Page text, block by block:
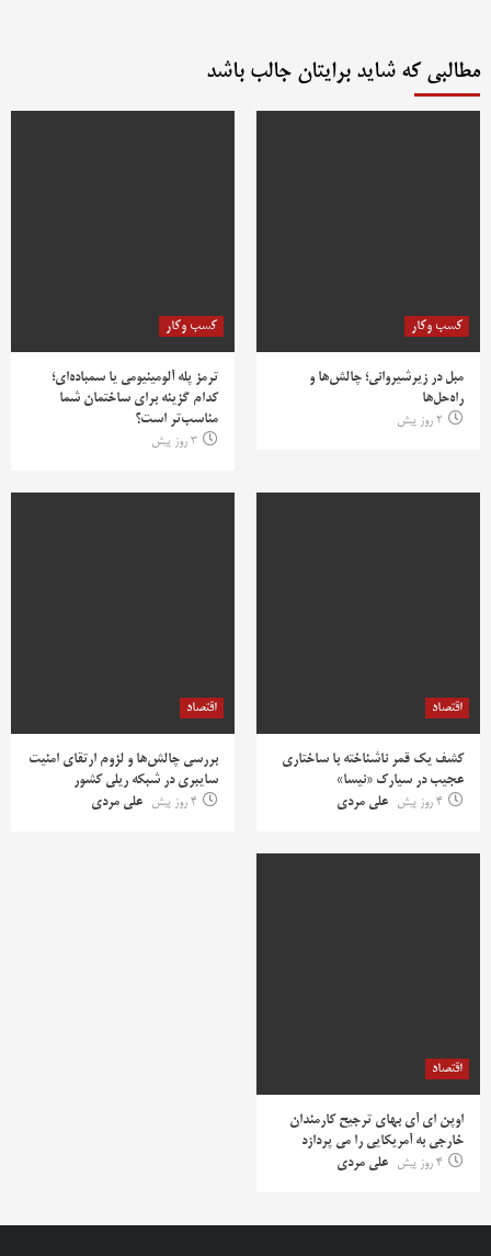
مطالبی که شاید برایتان جالب باشد
کسب وکار
مبل در زیرشیروانی؛ چالش‌ها و
راه‌حل‌ها
2 روز پیش
کسب وکار
ترمز پله آلومینیومی یا سمباده‌ای؛
کدام گزینه برای ساختمان شما
مناسب‌تر است؟
3 روز پیش
اقتصاد
کشف یک قمر ناشناخته با ساختاری
عجیب در سیارک «نیسا»
4 روز پیش
علی مردی
اقتصاد
بررسی چالش‌ها و لزوم ارتقای امنیت
سایبری در شبکه ریلی کشور
4 روز پیش
علی مردی
اقتصاد
اوپن ای آی بهای ترجیح کارمندان
خارجی به آمریکایی را می پردازد
4 روز پیش
علی مردی